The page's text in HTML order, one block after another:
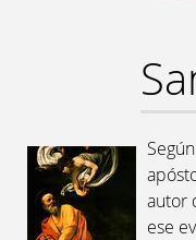
autor
ese